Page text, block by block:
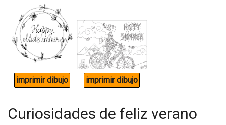
Curiosidades de feliz verano